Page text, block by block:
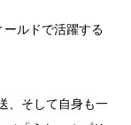
ルドで活躍する
、そして自身も一